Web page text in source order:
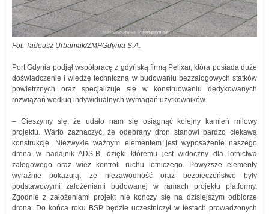
Fot. Tadeusz Urbaniak/ZMPGdynia S.A.
Port Gdynia podjął współpracę z gdyńską firmą Pelixar, która posiada duże
doświadczenie i wiedzę techniczną w budowaniu bezzałogowych statków
powietrznych oraz specjalizuje się w konstruowaniu dedykowanych
rozwiązań według indywidualnych wymagań użytkowników.
– Cieszymy się, że udało nam się osiągnąć kolejny kamień milowy
projektu. Warto zaznaczyć, że odebrany dron stanowi bardzo ciekawą
konstrukcję. Niezwykle ważnym elementem jest wyposażenie naszego
drona w nadajnik ADS-B, dzięki któremu jest widoczny dla lotnictwa
załogowego oraz wież kontroli ruchu lotniczego. Powyższe elementy
wyraźnie pokazują, że niezawodność oraz bezpieczeństwo były
podstawowymi założeniami budowanej w ramach projektu platformy.
Zgodnie z założeniami projekt nie kończy się na dzisiejszym odbiorze
drona. Do końca roku BSP będzie uczestniczył w testach prowadzonych